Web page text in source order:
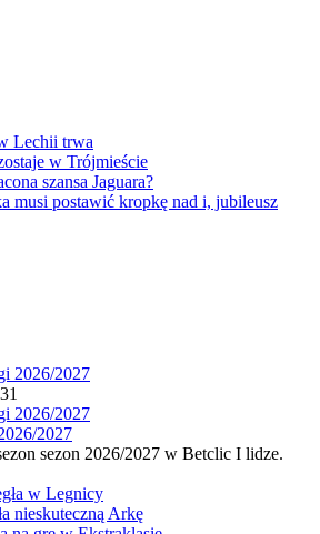
Lechii trwa
w Trójmieście
szansa Jaguara?
musi postawić kropkę nad i, jubileusz
2027
sezon 2026/2027 w Betclic I lidze.
w Legnicy
nieskuteczną Arkę